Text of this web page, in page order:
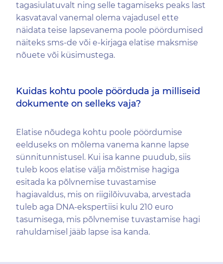
tagasiulatuvalt ning selle tagamiseks peaks last
kasvataval vanemal olema vajadusel ette
näidata teise lapsevanema poole pöördumised
näiteks sms-de või e-kirjaga elatise maksmise
nõuete või küsimustega.
Kuidas kohtu poole pöörduda ja milliseid
dokumente on selleks vaja?
Elatise nõudega kohtu poole pöördumise
eelduseks on mõlema vanema kanne lapse
sünnitunnistusel. Kui isa kanne puudub, siis
tuleb koos elatise välja mõistmise hagiga
esitada ka põlvnemise tuvastamise
hagiavaldus, mis on riigilõivuvaba, arvestada
tuleb aga DNA-ekspertiisi kulu 210 euro
tasumisega, mis põlvnemise tuvastamise hagi
rahuldamisel jääb lapse isa kanda.